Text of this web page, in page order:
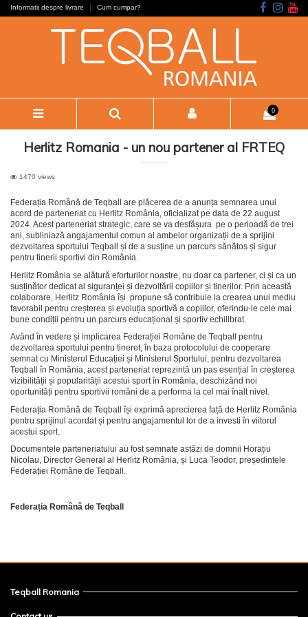
Informatii despre livrare Cum cumpar?
0
Herlitz Romania - un nou partener al FRTEQ
1470 views
Federația Română de Teqball are plăcerea de a anunța semnarea unui
acord de parteneriat cu Herlitz România, oficializat pe data de 22 august
2024. Acest parteneriat strategic, care se va desfășura pe o perioadă de trei
ani, subliniază angajamentul comun al ambelor organizații de a sprijini
dezvoltarea sportului Teqball și de a susține un parcurs sănătos și sigur
pentru tinerii sportivi din România.
Herlitz România se alătură eforturilor noastre, nu doar ca partener, ci și ca un
susținător dedicat al siguranței și dezvoltării copiilor și tinerilor. Prin această
colaborare, Herlitz România își propune să contribuie la crearea unui mediu
favorabil pentru creșterea și evoluția sportivă a copiilor, oferindu-le cele mai
bune condiții pentru un parcurs educațional și sportiv echilibrat.
Având în vedere și implicarea Federației Române de Teqball pentru
dezvoltarea sportului pentru tineret, în baza protocolului de cooperare
semnat cu Ministerul Educației și Ministerul Sportului, pentru dezvoltarea
Teqball în România, acest parteneriat reprezintă un pas esențial în creșterea
vizibilității și popularității acestui sport în România, deschizând noi
oportunități pentru sportivii români de a performa la cel mai înalt nivel.
Federația Română de Teqball își exprimă aprecierea față de Herlitz România
pentru sprijinul acordat și pentru angajamentul lor de a investi în viitorul
acestui sport.
Documentele parteneriatului au fost semnate astăzi de domnii Horațiu
Nicolau, Director General al Herlitz România, și Luca Teodor, președintele
Federației Române de Teqball.
Federația Română de Teqball
Teqball Romania